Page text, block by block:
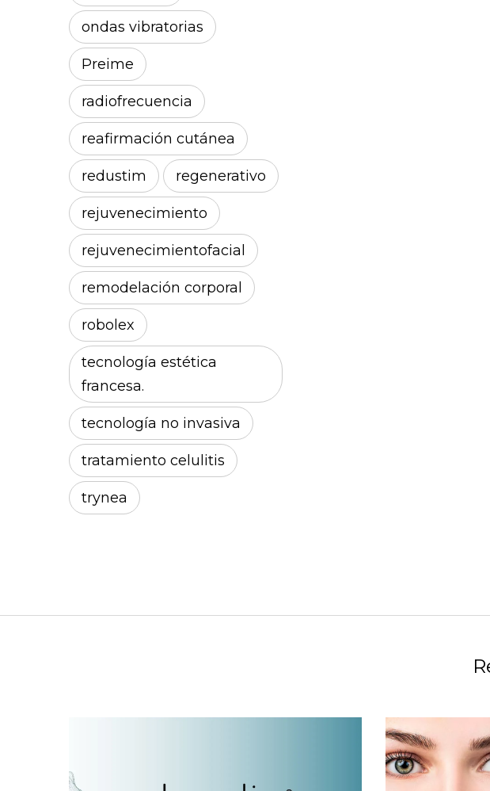
ondas vibratorias
Preime
radiofrecuencia
reafirmación cutánea
redustim regenerativo
rejuvenecimiento
rejuvenecimientofacial
remodelación corporal
robolex
tecnología estética
francesa.
tecnología no invasiva
tratamiento celulitis
trynea